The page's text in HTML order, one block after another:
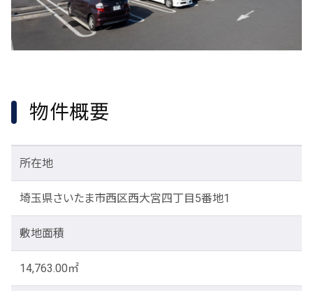
物件概要
所在地
埼玉県さいたま市西区西大宮四丁目5番地1
敷地面積
14,763.00㎡